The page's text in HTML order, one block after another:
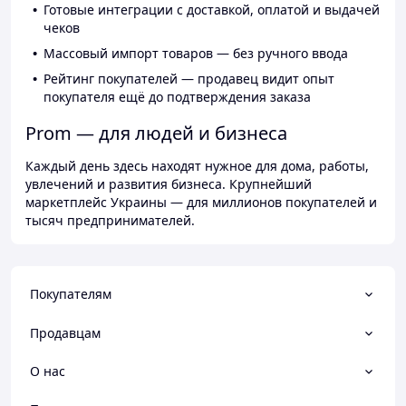
Готовые интеграции с доставкой, оплатой и выдачей
чеков
Массовый импорт товаров — без ручного ввода
Рейтинг покупателей — продавец видит опыт
покупателя ещё до подтверждения заказа
Prom — для людей и бизнеса
Каждый день здесь находят нужное для дома, работы,
увлечений и развития бизнеса. Крупнейший
маркетплейс Украины — для миллионов покупателей и
тысяч предпринимателей.
Покупателям
Продавцам
О нас